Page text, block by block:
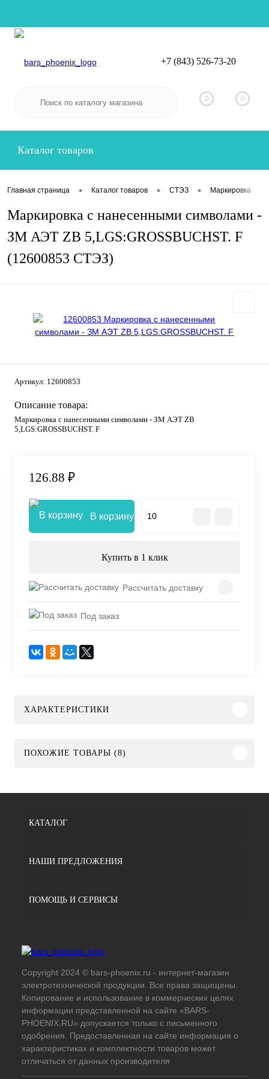
Вход
+7 (843) 526-73-20
0 0
Каталог товаров
Главная страница • Каталог товаров • СТЭЗ • Маркировка
Маркировка с нанесенными символами -
ЗМ АЭТ ZB 5,LGS:GROSSBUCHST. F
(12600853 СТЭЗ)
Артикул: 12600853
Описание товара:
Маркировка с нанесенными символами - ЗМ АЭТ ZB
5,LGS:GROSSBUCHST. F
126.88 ₽
В корзину
Купить в 1 клик
Рассчитать доставку
Под заказ
ХАРАКТЕРИСТИКИ
ПОХОЖИЕ ТОВАРЫ (8)
КАТАЛОГ
НАШИ ПРЕДЛОЖЕНИЯ
ПОМОЩЬ И СЕРВИСЫ
Copyright 2024 © bars-phoenix.ru - интернет-магазин
электротехнической продукции. Все права защищены.
Копирование и использование в коммерческих целях
информации представленной на сайте «BARS-
PHOENIX.RU» допускается только с письменного
одобрения. Предоставленная на сайте информация о
характеристиках и комплектности товаров может
отличаться от данных производителя